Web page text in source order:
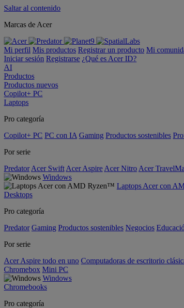
Saltar al contenido
Marcas de Acer
Mi perfil Mis productos Registrar un producto Mi
Iniciar sesión Registrarse ¿Qué es Acer ID?
AI
Productos
Productos nuevos
Copilot+ PC
Laptops
Pro categoría
Copilot+ PC PC con IA Gaming Productos sostenibles
Por serie
Predator Acer Swift Acer Aspire Acer Nitro Acer
Windows
Laptops Acer con
Desktops
Pro categoría
Predator Gaming Productos sostenibles Negocios
Por serie
Acer Aspire todo en uno Computadoras de escritorio
Chromebox Mini PC
Windows
Chromebooks
Pro categoría